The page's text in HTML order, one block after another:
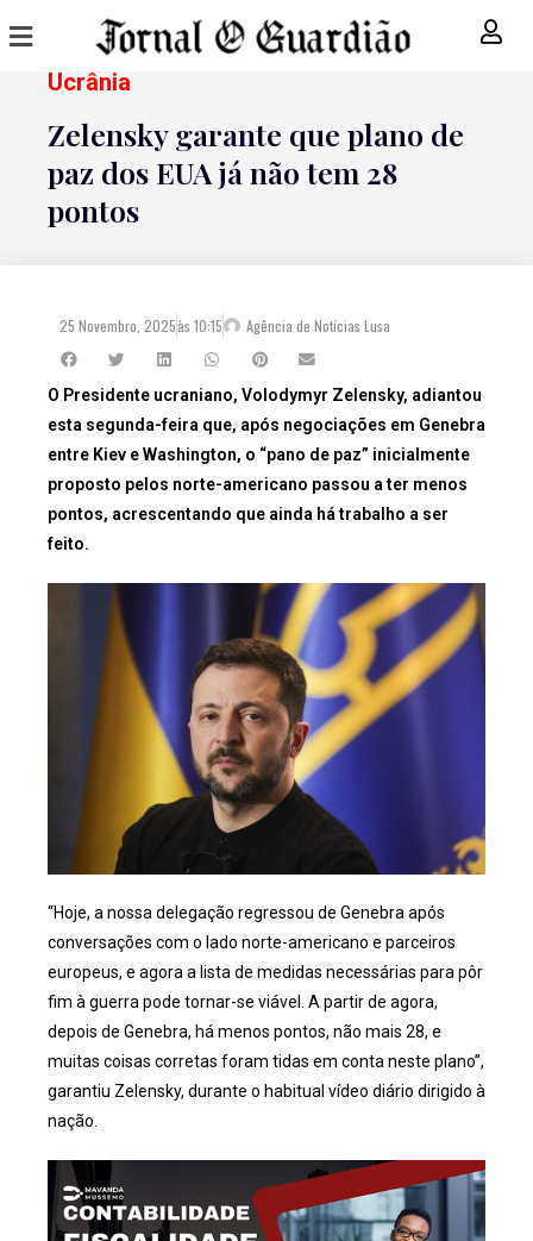
Ucrânia
Zelensky garante que plano de
paz dos EUA já não tem 28
pontos
25 Novembro, 2025às 10:15 Agência de Notícias Lusa
O Presidente ucraniano, Volodymyr Zelensky, adiantou
esta segunda-feira que, após negociações em Genebra
entre Kiev e Washington, o “pano de paz” inicialmente
proposto pelos norte-americano passou a ter menos
pontos, acrescentando que ainda há trabalho a ser
feito.
“Hoje, a nossa delegação regressou de Genebra após
conversações com o lado norte-americano e parceiros
europeus, e agora a lista de medidas necessárias para pôr
fim à guerra pode tornar-se viável. A partir de agora,
depois de Genebra, há menos pontos, não mais 28, e
muitas coisas corretas foram tidas em conta neste plano”,
garantiu Zelensky, durante o habitual vídeo diário dirigido à
nação.